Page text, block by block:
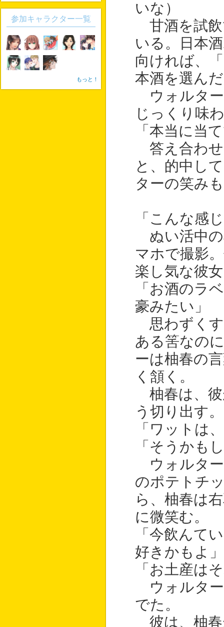
いな）
甘酒を試飲
いる。日本
向ければ、
本酒を選ん
ウォルター
じっくり味
「本当に当
答え合わせ
と、的中し
ターの笑み
「こんな感
ぬい活中の
マホで撮影
楽し気な彼
「お酒のラ
豪みたい」
思わずくす
ある筈なの
ーは柚春の
く頷く。
柚春は、彼
う切り出す。
「ワットは
「そうかも
ウォルター
のポテトチ
ら、柚春は
に微笑む。
「今飲んて
好きかもよ」
「お土産は
ウォルター
でた。
彼は、柚春
参加キャラクター一覧
もっと！